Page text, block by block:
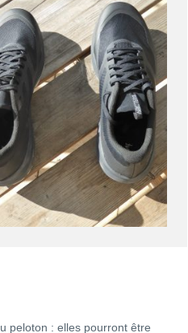
peloton : elles pourront être